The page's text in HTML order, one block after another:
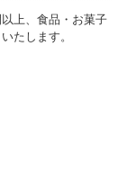
上、食品・お菓子
たします。